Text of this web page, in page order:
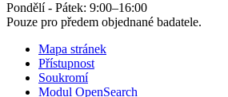
Pondělí - Pátek: 9:00–16:00
Pouze pro předem objednané badatele.
Mapa stránek
Přístupnost
Soukromí
Modul OpenSearch